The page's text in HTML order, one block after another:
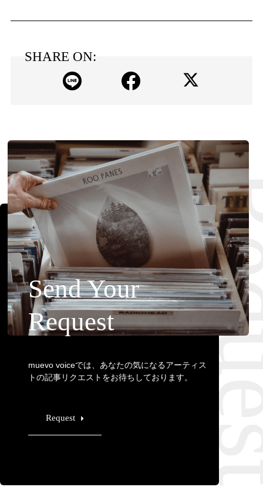
SHARE ON:
Send Your
Request
muevo voiceでは、あなたの気になるアーティス
トの記事リクエストをお待ちしております。
Request